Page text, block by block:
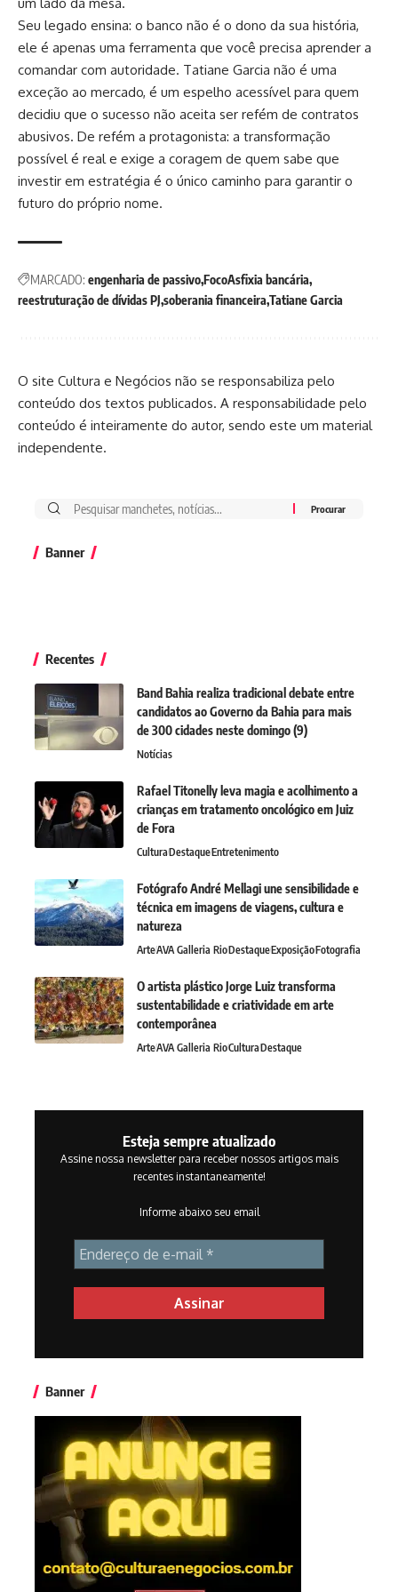
Seu legado ensina: o banco não é o dono da sua história,
ele é apenas uma ferramenta que você precisa aprender a
comandar com autoridade. Tatiane Garcia não é uma
exceção ao mercado, é um espelho acessível para quem
decidiu que o sucesso não aceita ser refém de contratos
abusivos. De refém a protagonista: a transformação
possível é real e exige a coragem de quem sabe que
investir em estratégia é o único caminho para garantir o
futuro do próprio nome.
MARCADO: engenharia de passivoFocoAsfixia bancária
reestruturação de dívidas PJ soberania financeira Tatiane Garcia
O site Cultura e Negócios não se responsabiliza pelo
conteúdo dos textos publicados. A responsabilidade pelo
conteúdo é inteiramente do autor, sendo este um material
independente.
Banner
Recentes
Band Bahia realiza tradicional debate entre
candidatos ao Governo da Bahia para mais
de 300 cidades neste domingo (9)
Notícias
Rafael Titonelly leva magia e acolhimento a
crianças em tratamento oncológico em Juiz
de Fora
CulturaDestaqueEntretenimento
Fotógrafo André Mellagi une sensibilidade e
técnica em imagens de viagens, cultura e
natureza
ArteAVA Galleria RioDestaqueExposiçãoFotografia
O artista plástico Jorge Luiz transforma
sustentabilidade e criatividade em arte
contemporânea
ArteAVA Galleria RioCulturaDestaque
Esteja sempre atualizado
Assine nossa newsletter para receber nossos artigos mais
recentes instantaneamente!
Informe abaixo seu email
Banner